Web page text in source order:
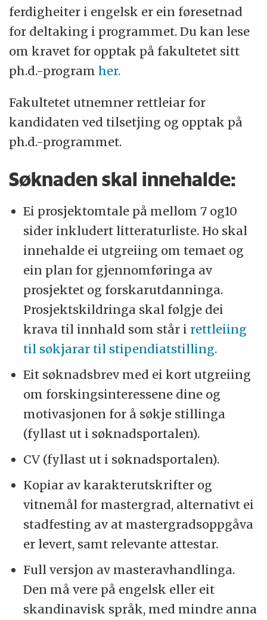
ferdigheiter i engelsk er ein føresetnad
for deltaking i programmet. Du kan lese
om kravet for opptak på fakultetet sitt
ph.d.-programher.
Fakultetet utnemner rettleiar for
kandidaten ved tilsetjing og opptak på
ph.d.-programmet.
Søknaden skal innehalde:
Ei prosjektomtale på mellom 7 og10
sider inkludert litteraturliste. Ho skal
innehalde ei utgreiing om temaet og
ein plan for gjennomføringa av
prosjektet og forskarutdanninga.
Prosjektskildringa skal følgje dei
krava til innhald som står i rettleiing
til søkjarar til stipendiatstilling.
Eit søknadsbrev med ei kort utgreiing
om forskingsinteressene dine og
motivasjonen for å søkje stillinga
(fyllast ut i søknadsportalen).
CV (fyllast ut i søknadsportalen).
Kopiar av karakterutskrifter og
vitnemål for mastergrad, alternativt ei
stadfesting av at mastergradsoppgåva
er levert, samt relevante attestar.
Full versjon av masteravhandlinga.
Den må vere på engelsk eller eit
skandinavisk språk, med mindre anna